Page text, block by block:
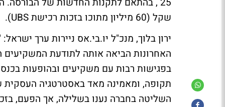
שקל (60 מיליון מתוכו בזכות רכישת UBS).
ירון בלוך, מנכ"ל יו.בי.אס ניירות ערך
האחרונות הביאה אותה לתודעת
בפגישות רבות עם משקיעים ובהופעות
תקופה, ומאמינה מאד באסטרטגיה העסקית
השליטה בחברה נענו בשלילה, אך הפעם,